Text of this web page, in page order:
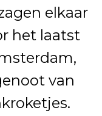
elkaar
het laatst
van